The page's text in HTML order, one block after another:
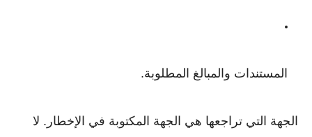
المستندات والمبالغ المطلوبة.
الجهة التي تراجعها هي الجهة المكتوبة في الإخطار. لا